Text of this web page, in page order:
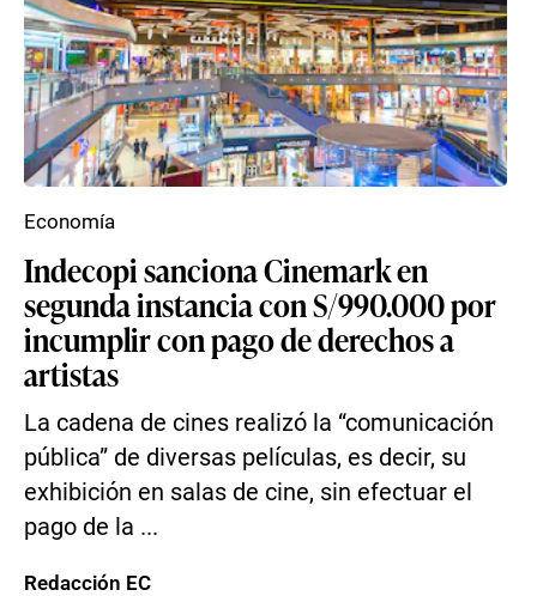
Indecopi sanciona Cinemark en
segunda instancia con S/990.000 por
incumplir con pago de derechos a
artistas
La cadena de cines realizó la “comunicación
pública” de diversas películas, es decir, su
exhibición en salas de cine, sin efectuar el
pago de la ...
Economía
Redacción EC